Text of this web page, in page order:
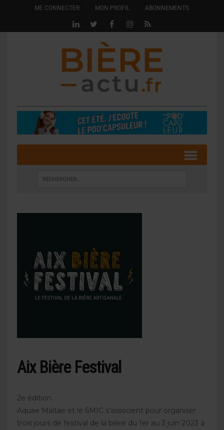
ME CONNECTER MON PROFIL ABONNEMENTS
Aix Bière Festival
2e édition.
Aquae Maltae et le 6MIC s’associent pour organiser
trois jours de festival de la bière du 1er au 3 juin 2023 à